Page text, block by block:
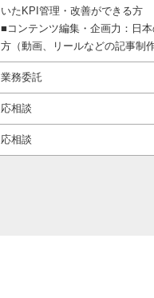
いたKPI管理・改善ができる方
■コンテンツ編集・企画力：日
方（動画、リールなどの記事制
業務委託
応相談
応相談